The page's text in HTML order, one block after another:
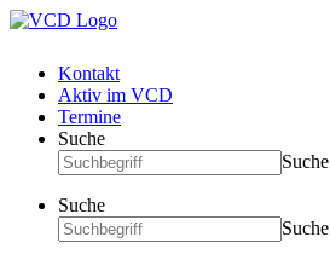
Kontakt
Aktiv im VCD
Termine
Suche
Suche
Suche
Suche